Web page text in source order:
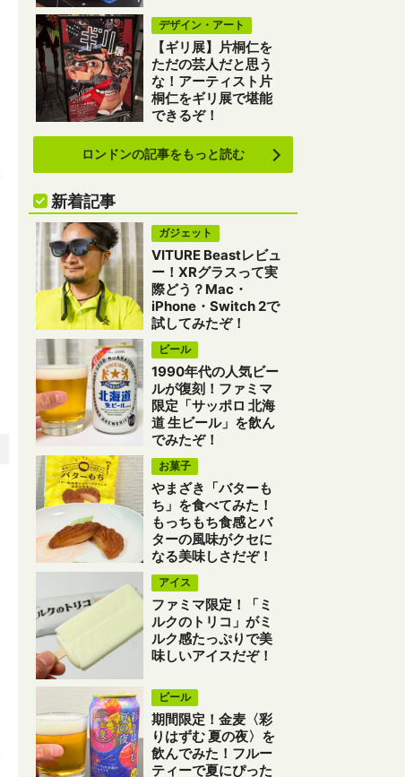
デザイン・アート
【ギリ展】片桐仁を
ただの芸人だと思う
な！アーティスト片
桐仁をギリ展で堪能
できるぞ！
ロンドンの記事をもっと読む
新着記事
ガジェット
VITURE Beastレビュ
ー！XRグラスって実
際どう？Mac・
iPhone・Switch 2で
試してみたぞ！
ビール
1990年代の人気ビー
ルが復刻！ファミマ
限定「サッポロ 北海
道 生ビール」を飲ん
でみたぞ！
お菓子
やまざき「バターも
ち」を食べてみた！
もっちもち食感とバ
ターの風味がクセに
なる美味しさだぞ！
アイス
ファミマ限定！「ミ
ルクのトリコ」がミ
ルク感たっぷりで美
味しいアイスだぞ！
ビール
期間限定！金麦〈彩
りはずむ 夏の夜〉を
飲んでみた！フルー
ティーで夏にぴった